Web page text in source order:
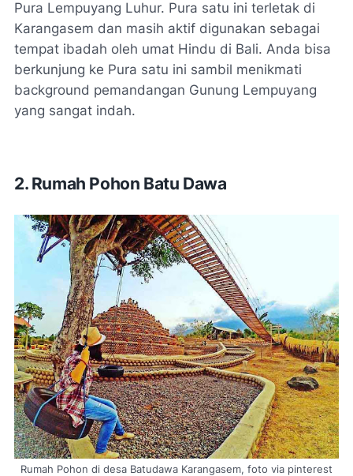
Pura Lempuyang Luhur. Pura satu ini terletak di
Karangasem dan masih aktif digunakan sebagai
tempat ibadah oleh umat Hindu di Bali. Anda bisa
berkunjung ke Pura satu ini sambil menikmati
background pemandangan Gunung Lempuyang
yang sangat indah.
2. Rumah Pohon Batu Dawa
Rumah Pohon di desa Batudawa Karangasem, foto via pinterest